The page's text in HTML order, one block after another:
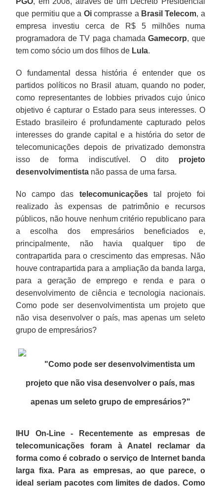
que permitiu que a Oicomprasse a Brasil Telecom, a
empresa investiu cerca de R$ 5 milhões numa
programadora de TV paga chamadaGamecorp, que
tem como sócio um dos filhos de Lula.
O fundamental dessa história é entender que os
partidos políticos no Brasil atuam, quando no poder,
como representantes de lobbies privados cujo único
objetivo é capturar o Estado para seus interesses. O
Estado brasileiro é profundamente capturado pelos
interesses do grande capital e a história do setor de
telecomunicações depois de privatizado demonstra
isso de forma indiscutível. O ditoprojeto
desenvolvimentista não passa de uma farsa.
No campo das telecomunicaçõestal projeto foi
realizado às expensas de patrimônio e recursos
públicos, não houve nenhum critério republicano para
a escolha dos empresários beneficiados e,
principalmente, não havia qualquer tipo de
contrapartida para o crescimento das empresas. Não
houve contrapartida para a ampliação da banda larga,
para a geração de emprego e renda e para o
desenvolvimento de ciência e tecnologia nacionais.
Como pode ser desenvolvimentista um projeto que
não visa desenvolver o país, mas apenas um seleto
grupo de empresários?
"Como pode ser desenvolvimentista um
projeto que não visa desenvolver o país, mas
apenas um seleto grupo de empresários?"
IHU On-Line - Recentemente as empresas de
telecomunicações foram à Anatel reclamar da
forma como é cobrado o serviço de Internet banda
larga fixa. Para as empresas, ao que parece, o
ideal seriam pacotes com limites de dados. Como